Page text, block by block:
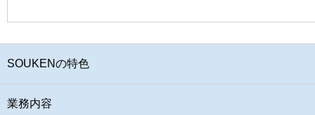
SOUKENの特色
業務内容